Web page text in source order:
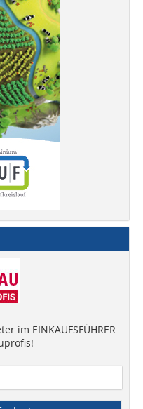
im EINKAUFSFÜHRER